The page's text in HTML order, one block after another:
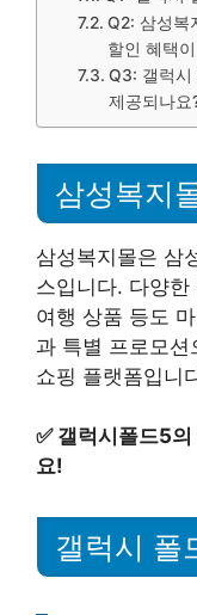
Q2: 삼성복
할인 혜택
Q3: 갤럭시
제공되나요
삼성복지
삼성복지몰은 삼
스입니다. 다양
여행 상품 등도
과 특별 프로모
쇼핑 플랫폼입니
✅ 갤럭시폴드5의
요!
갤럭시 폴